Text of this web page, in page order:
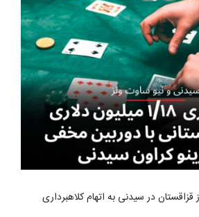
و ٢٣ ساله از قزاقستان در سيدنى به اتهام كلاهبردارى